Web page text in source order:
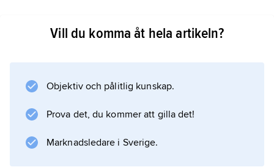
Vill du komma åt hela artikeln?
Objektiv och pålitlig kunskap.
Prova det, du kommer att gilla det!
Marknadsledare i Sverige.